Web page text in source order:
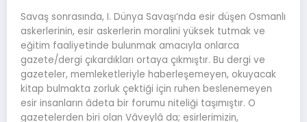
Savaş sonrasında, I. Dünya Savaşı’nda esir düşen Osmanlı
askerlerinin, esir askerlerin moralini yüksek tutmak ve
eğitim faaliyetinde bulunmak amacıyla onlarca
gazete/dergi çıkardıkları ortaya çıkmıştır. Bu dergi ve
gazeteler, memleketleriyle haberleşemeyen, okuyacak
kitap bulmakta zorluk çektiği için ruhen beslenemeyen
esir insanların âdeta bir forumu niteliği taşımıştır. O
gazetelerden biri olan Vâveylâ da; esirlerimizin,